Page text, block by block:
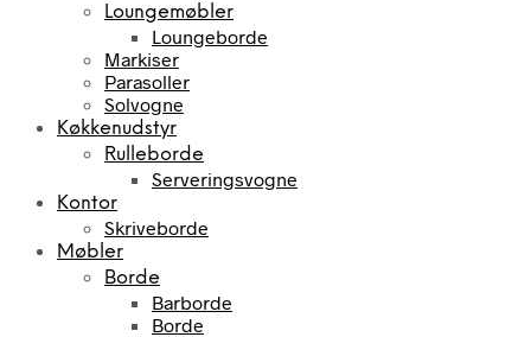
Loungemøbler
Loungeborde
Markiser
Parasoller
Solvogne
Køkkenudstyr
Rulleborde
Serveringsvogne
Kontor
Skriveborde
Møbler
Borde
Barborde
Borde